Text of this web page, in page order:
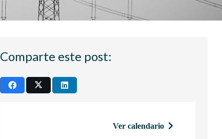
Comparte este post:
Ver calendario